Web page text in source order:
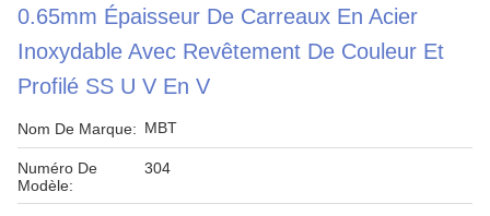
0.65mm Épaisseur De Carreaux En Acier
Inoxydable Avec Revêtement De Couleur Et
Profilé SS U V En V
Nom De Marque: MBT
Numéro De
Modèle:
304